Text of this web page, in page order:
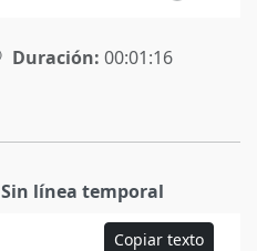
Duración: 00:01:16
Sin línea temporal
Copiar texto